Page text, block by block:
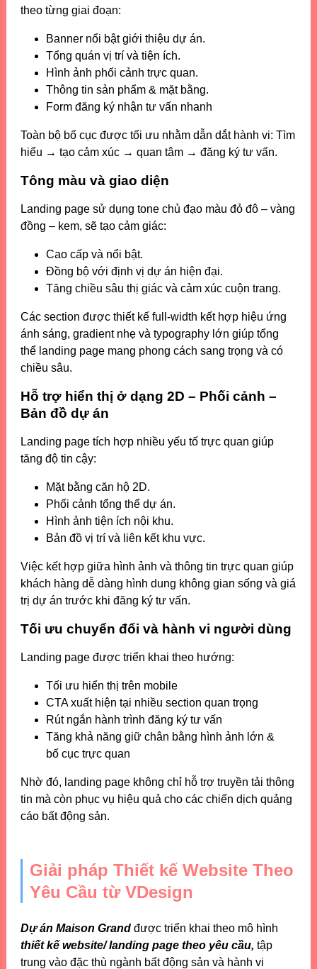
theo từng giai đoạn:
Banner nổi bật giới thiệu dự án.
Tổng quán vị trí và tiện ích.
Hình ảnh phối cảnh trực quan.
Thông tin sản phẩm & mặt bằng.
Form đăng ký nhận tư vấn nhanh
Toàn bộ bố cục được tối ưu nhằm dẫn dắt hành vi: Tìm
hiểu → tạo cảm xúc → quan tâm → đăng ký tư vấn.
Tông màu và giao diện
Landing page sử dụng tone chủ đạo màu đỏ đô – vàng
đồng – kem, sẽ tạo cảm giác:
Cao cấp và nổi bật.
Đồng bộ với định vị dự án hiện đại.
Tăng chiều sâu thị giác và cảm xúc cuộn trang.
Các section được thiết kế full-width kết hợp hiệu ứng
ánh sáng, gradient nhẹ và typography lớn giúp tổng
thể landing page mang phong cách sang trọng và có
chiều sâu.
Hỗ trợ hiển thị ở dạng 2D – Phối cảnh –
Bản đồ dự án
Landing page tích hợp nhiều yếu tố trực quan giúp
tăng độ tin cậy:
Mặt bằng căn hộ 2D.
Phối cảnh tổng thể dự án.
Hình ảnh tiện ích nội khu.
Bản đồ vị trí và liên kết khu vực.
Việc kết hợp giữa hình ảnh và thông tin trực quan giúp
khách hàng dễ dàng hình dung không gian sống và giá
trị dự án trước khi đăng ký tư vấn.
Tối ưu chuyển đổi và hành vi người dùng
Landing page được triển khai theo hướng:
Tối ưu hiển thị trên mobile
CTA xuất hiện tại nhiều section quan trọng
Rút ngắn hành trình đăng ký tư vấn
Tăng khả năng giữ chân bằng hình ảnh lớn &
bố cục trực quan
Nhờ đó, landing page không chỉ hỗ trợ truyền tải thông
tin mà còn phục vụ hiệu quả cho các chiến dịch quảng
cáo bất động sản.
Giải pháp Thiết kế Website Theo
Yêu Cầu từ VDesign
Dự án Maison Grand được triển khai theo mô hình
thiết kế website/ landing page theo yêu cầu, tập
trung vào đặc thù ngành bất động sản và hành vi